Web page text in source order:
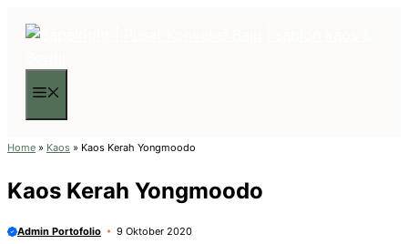
Home » Kaos » Kaos Kerah Yongmoodo
Kaos Kerah Yongmoodo
Admin Portofolio 9 Oktober 2020